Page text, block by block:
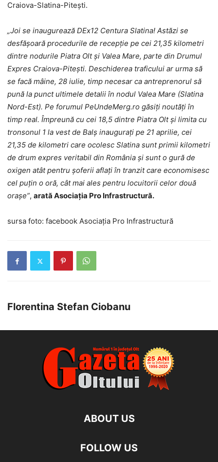
Craiova-Slatina-Pitești.
„Joi se inaugurează DEx12 Centura Slatina! Astăzi se
desfășoară procedurile de recepție pe cei 21,35 kilometri
dintre nodurile Piatra Olt și Valea Mare, parte din Drumul
Expres Craiova-Pitești. Deschiderea traficului ar urma să
se facă mâine, 28 iulie, timp necesar ca antreprenorul să
pună la punct ultimele detalii în nodul Valea Mare (Slatina
Nord-Est). Pe forumul PeUndeMerg.ro găsiți noutăți în
timp real. Împreună cu cei 18,5 dintre Piatra Olt și limita cu
tronsonul 1 la vest de Balș inaugurați pe 21 aprilie, cei
21,35 de kilometri care ocolesc Slatina sunt primii kilometri
de drum expres veritabil din România și sunt o gură de
oxigen atât pentru șoferii aflați în tranzit care economisesc
cel puțin o oră, cât mai ales pentru locuitorii celor două
orașe”, arată Asociația Pro Infrastructură.
sursa foto: facebook Asociația Pro Infrastructură
Florentina Stefan Ciobanu
ABOUT US
FOLLOW US